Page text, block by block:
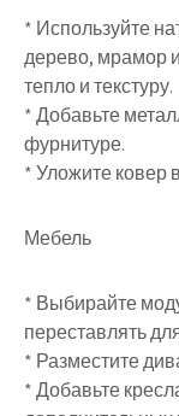
* Используйте
дерево, мрамор
тепло и текстуру.
* Добавьте
фурнитуре.
* Уложите ковер
Мебель
* Выбирайте
переставлять
* Разместите
* Добавьте